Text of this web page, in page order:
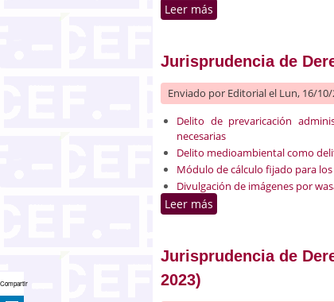
Leer más
Jurisprudencia de
Enviado por Editorialel Lun, 16/10/
Delito de prevaricación
necesarias
Delito medioambiental como
Módulo de cálculo fijado para
Divulgación de imágenes por
Leer más
Jurisprudencia de
2023)
Compartir